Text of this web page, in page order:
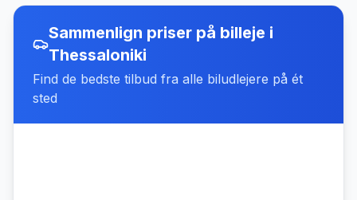
Sammenlign priser på billeje i
Thessaloniki
Find de bedste tilbud fra alle biludlejere på ét
sted